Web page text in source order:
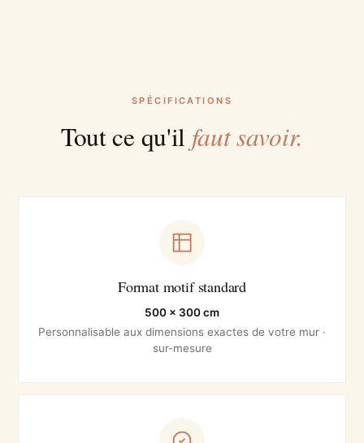
SPÉCIFICATIONS
Tout ce qu'il faut savoir.
Format motif standard
500 × 300 cm
Personnalisable aux dimensions exactes de votre mur ·
sur-mesure